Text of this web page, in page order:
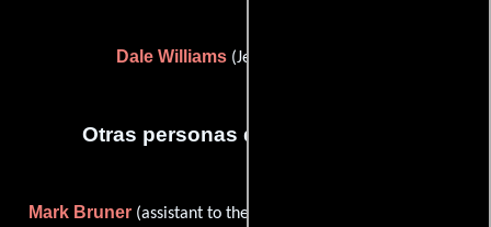
Dale Williams(Jefe de producción)
Otras personas que participaron
Mark Bruner(assistant to the writers),